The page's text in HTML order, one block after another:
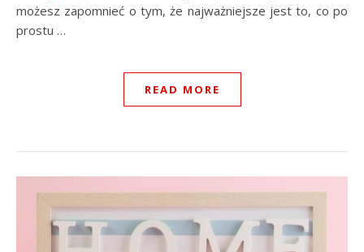
możesz zapomnieć o tym, że najważniejsze jest to, co po
prostu …
READ MORE